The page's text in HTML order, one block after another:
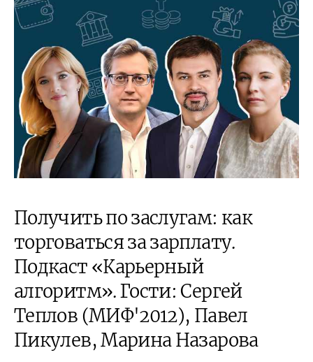
Получить по заслугам: как
торговаться за зарплату.
Подкаст «Карьерный
алгоритм». Гости: Сергей
Теплов (МИФ'2012), Павел
Пикулев, Марина Назарова